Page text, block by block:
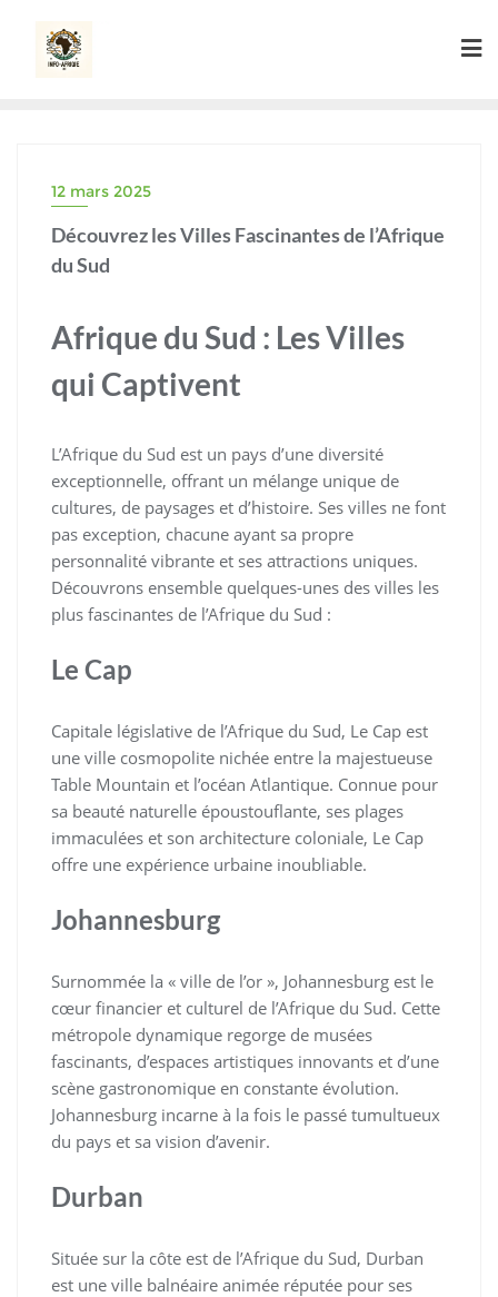
content
12 mars 2025
Découvrez les Villes Fascinantes de l’Afrique
du Sud
Afrique du Sud : Les Villes
qui Captivent
L’Afrique du Sud est un pays d’une diversité
exceptionnelle, offrant un mélange unique de
cultures, de paysages et d’histoire. Ses villes ne font
pas exception, chacune ayant sa propre
personnalité vibrante et ses attractions uniques.
Découvrons ensemble quelques-unes des villes les
plus fascinantes de l’Afrique du Sud :
Le Cap
Capitale législative de l’Afrique du Sud, Le Cap est
une ville cosmopolite nichée entre la majestueuse
Table Mountain et l’océan Atlantique. Connue pour
sa beauté naturelle époustouflante, ses plages
immaculées et son architecture coloniale, Le Cap
offre une expérience urbaine inoubliable.
Johannesburg
Surnommée la « ville de l’or », Johannesburg est le
cœur financier et culturel de l’Afrique du Sud. Cette
métropole dynamique regorge de musées
fascinants, d’espaces artistiques innovants et d’une
scène gastronomique en constante évolution.
Johannesburg incarne à la fois le passé tumultueux
du pays et sa vision d’avenir.
Durban
Située sur la côte est de l’Afrique du Sud, Durban
est une ville balnéaire animée réputée pour ses